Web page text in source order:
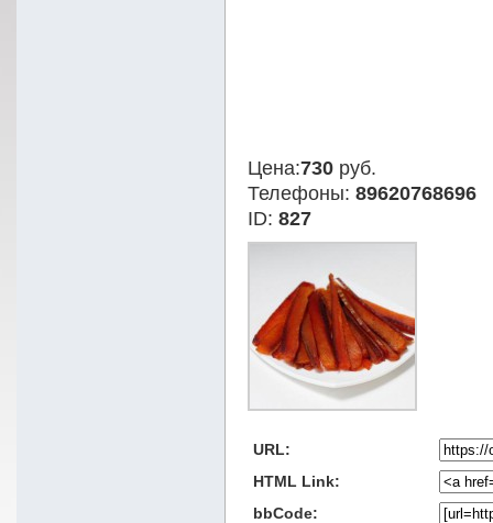
Цена:730 руб.
Телефоны: 89620768696
ID: 827
URL:
HTML Link:
bbCode: